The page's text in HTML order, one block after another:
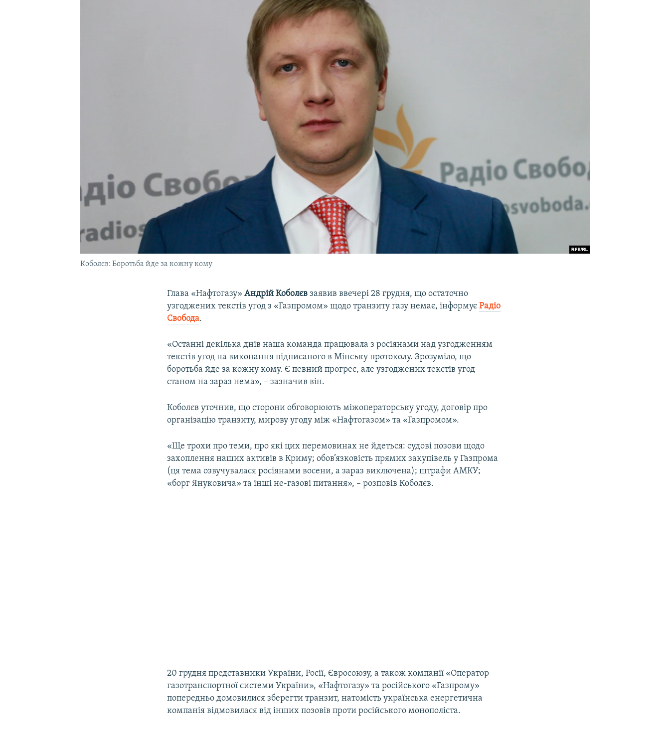
Коболєв: Боротьба йде за кожну кому
Глава «Нафтогазу»Андрій Коболєв заявив ввечері 28 грудня, що остаточно
узгоджених текстів угод з «Газпромом» щодо транзиту газу немає, інформуєРадіо
Свобода.
«Останні декілька днів наша команда працювала з росіянами над узгодженням
текстів угод на виконання підписаного в Мінську протоколу. Зрозуміло, що
боротьба йде за кожну кому. Є певний прогрес, але узгоджених текстів угод
станом на зараз нема», – зазначив він.
Коболєв уточнив, що сторони обговорюють міжоператорську угоду, договір про
організацію транзиту, мирову угоду між «Нафтогазом» та «Газпромом».
«Ще трохи про теми, про які цих перемовинах не йдеться: судові позови щодо
захоплення наших активів в Криму; обов’язковість прямих закупівель у Газпрома
(ця тема озвучувалася росіянами восени, а зараз виключена); штрафи АМКУ;
«борг Януковича» та інші не-газові питання», – розповів Коболєв.
20 грудня представники України, Росії, Євросоюзу, а також компанії «Оператор
газотранспортної системи України», «Нафтогазу» та російського «Газпрому»
попередньо домовилися зберегти транзит, натомість українська енергетична
компанія відмовилася від інших позовів проти російського монополіста.